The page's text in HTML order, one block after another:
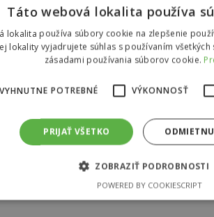
Táto webová lokalita používa
lokalita používa súbory cookie na zlepšenie
lokality vyjadrujete súhlas s používaním
zásadami používania súborov cookie.
POTREBNÉ VÝKONNOSŤ
PRIJAŤ VŠETKO
ZOBRAZIŤ PODROBNOSTI
POWERED BY COOKIESCRIPT